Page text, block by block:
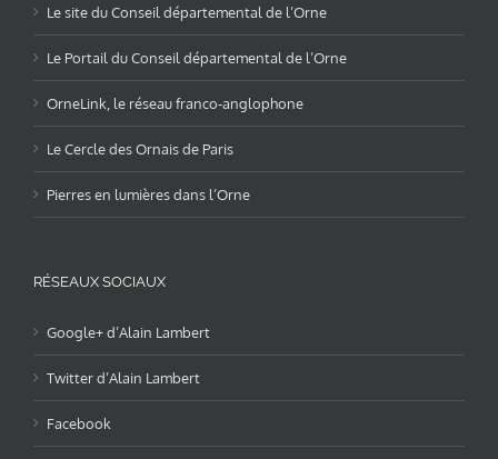
Le site du Conseil départemental de l’Orne
Le Portail du Conseil départemental de l’Orne
OrneLink, le réseau franco-anglophone
Le Cercle des Ornais de Paris
Pierres en lumières dans l’Orne
RÉSEAUX SOCIAUX
Google+ d’Alain Lambert
Twitter d’Alain Lambert
Facebook